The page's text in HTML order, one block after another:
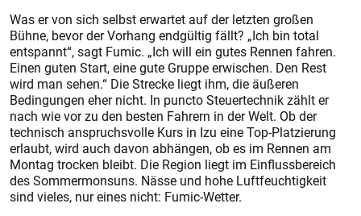
Was er von sich selbst erwartet auf der letzten großen
Bühne, bevor der Vorhang endgültig fällt? „Ich bin total
entspannt“, sagt Fumic. „Ich will ein gutes Rennen fahren.
Einen guten Start, eine gute Gruppe erwischen. Den Rest
wird man sehen.“ Die Strecke liegt ihm, die äußeren
Bedingungen eher nicht. In puncto Steuertechnik zählt er
nach wie vor zu den besten Fahrern in der Welt. Ob der
technisch anspruchsvolle Kurs in Izu eine Top-Platzierung
erlaubt, wird auch davon abhängen, ob es im Rennen am
Montag trocken bleibt. Die Region liegt im Einflussbereich
des Sommermonsuns. Nässe und hohe Luftfeuchtigkeit
sind vieles, nur eines nicht: Fumic-Wetter.